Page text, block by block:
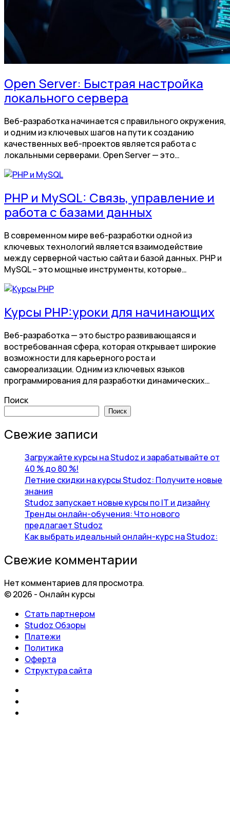
Open Server: Быстрая настройка
локального сервера
Веб-разработка начинается с правильного окружения,
и одним из ключевых шагов на пути к созданию
качественных веб-проектов является работа с
локальными серверами. Open Server — это…
PHP и MySQL: Связь, управление и
работа с базами данных
В современном мире веб-разработки одной из
ключевых технологий является взаимодействие
между серверной частью сайта и базой данных. PHP и
MySQL – это мощные инструменты, которые…
Курсы PHP:уроки для начинающих
Веб-разработка — это быстро развивающаяся и
востребованная сфера, которая открывает широкие
возможности для карьерного роста и
самореализации. Одним из ключевых языков
программирования для разработки динамических…
Поиск
Поиск
Свежие записи
Загружайте курсы на Studoz и зарабатывайте от
40 % до 80 %!
Летние скидки на курсы Studoz: Получите новые
знания
Studoz запускает новые курсы по IT и дизайну
Тренды онлайн-обучения: Что нового
предлагает Studoz
Как выбрать идеальный онлайн-курс на Studoz:
Свежие комментарии
Нет комментариев для просмотра.
© 2026 - Онлайн курсы
Стать партнером
Studoz Обзоры
Платежи
Политика
Оферта
Структура сайта